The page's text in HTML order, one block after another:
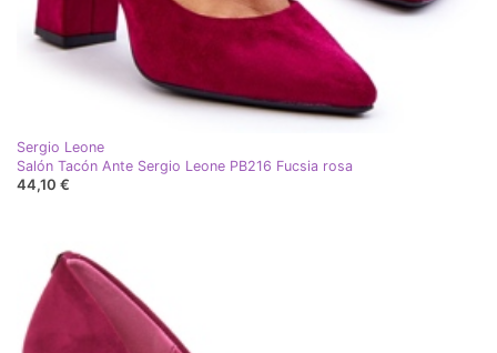
Sergio Leone
Salón Tacón Ante Sergio Leone PB216 Fucsia rosa
44,10 €